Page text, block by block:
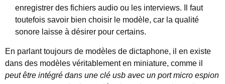
enregistrer des fichiers audio ou les interviews. Il faut
toutefois savoir bien choisir le modèle, car la qualité
sonore laisse à désirer pour certains.
En parlant toujours de modèles de dictaphone, il en existe
dans des modèles véritablement en miniature, comme il
peut être intégré dans une clé usb avec un port micro espion